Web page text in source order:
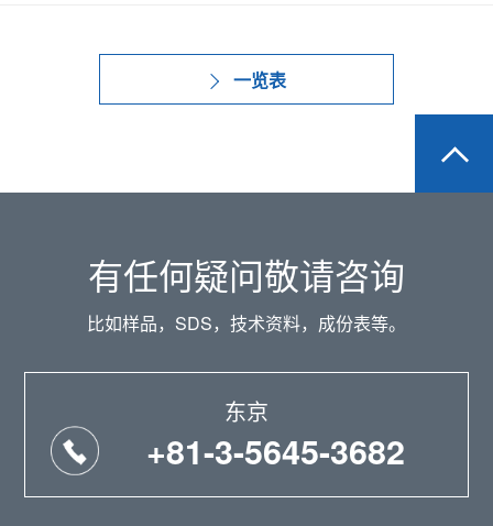
一览表
有任何疑问敬请咨询
比如样品，SDS，技术资料，成份表等。
东京
+81-3-5645-3682